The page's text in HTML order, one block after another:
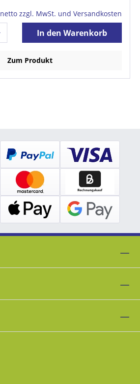
netto zzgl. MwSt. und Versandkosten
In den Warenkorb
Zum Produkt